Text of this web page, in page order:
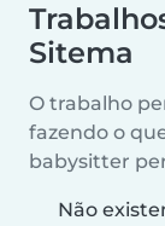
Sitema
O trabalho
fazendo o
babysitter
Não